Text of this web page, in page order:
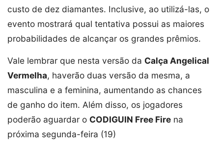
custo de dez diamantes. Inclusive, ao utilizá-las, o
evento mostrará qual tentativa possui as maiores
probabilidades de alcançar os grandes prêmios.
Vale lembrar que nesta versão da Calça Angelical
Vermelha, haverão duas versão da mesma, a
masculina e a feminina, aumentando as chances
de ganho do item. Além disso, os jogadores
poderão aguardar o CODIGUIN Free Fire na
próxima segunda-feira (19)